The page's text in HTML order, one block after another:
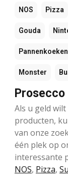
NOS Pizza
Gouda
Pannenkoeken
Monster
Prosecco
Als u geld
producten,
van onze
één plek op
interessante
NOS, Pizza,